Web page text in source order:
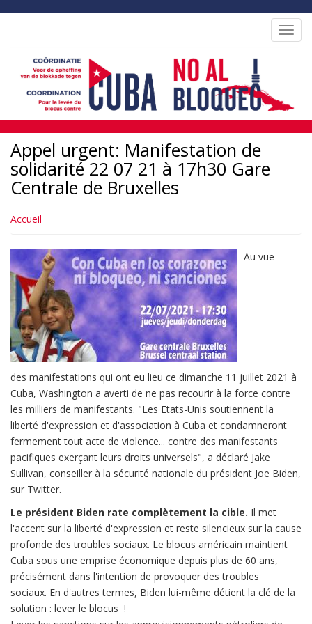
principal
Appel urgent: Manifestation de
solidarité 22 07 21 à 17h30 Gare
Centrale de Bruxelles
Accueil
Au vue
des manifestations qui ont eu lieu ce dimanche 11 juillet 2021 à
Cuba, Washington a averti de ne pas recourir à la force contre
les milliers de manifestants. "Les Etats-Unis soutiennent la
liberté d'expression et d'association à Cuba et condamneront
fermement tout acte de violence... contre des manifestants
pacifiques exerçant leurs droits universels", a déclaré Jake
Sullivan, conseiller à la sécurité nationale du président Joe Biden,
sur Twitter.
Le président Biden rate complètement la cible. Il met
l'accent sur la liberté d'expression et reste silencieux sur la cause
profonde des troubles sociaux. Le blocus américain maintient
Cuba sous une emprise économique depuis plus de 60 ans,
précisément dans l'intention de provoquer des troubles
sociaux. En d'autres termes, Biden lui-même détient la clé de la
solution : lever le blocus !